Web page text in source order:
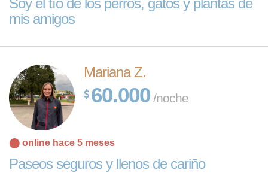
Soy el tío de los perros, gatos y plantas de
mis amigos
Mariana Z.
60.000 /noche
⬤ online hace 5 meses
Paseos seguros y llenos de cariño